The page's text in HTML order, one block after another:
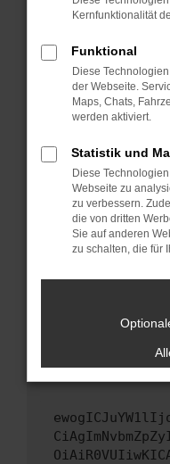
anderen
Starte dein
Das kann
Probleme zu
sind.
Veraltete
führen, dass
unterstützt
Wende dich an
Wenn du alle
hast, kontaktiere
versuchen, das
uns diesen Text
Kernfunktionalität
Funktional
Diese
der Webseite.
Maps, Chats,
werden aktiviert.
Statistik und
Diese
Webseite zu
zu verbessern.
die von dritten
Sie auf anderen
zu schalten, die für